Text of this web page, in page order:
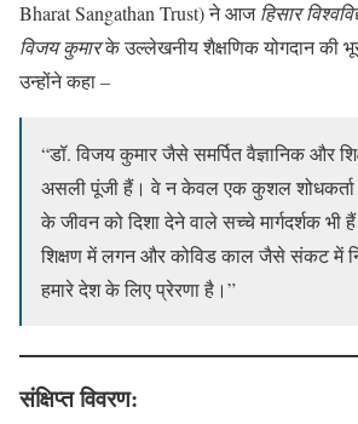
Bharat Sangathan Trust) ने आजहिसार
विजय कुमारके उल्लेखनीय शैक्षणिक योगदान की
उन्होंने कहा –
“डॉ. विजय कुमार जैसे समर्पित वैज्ञानिक और
असली पूंजी हैं। वे न केवल एक कुशल शोधकर्ता
के जीवन को दिशा देने वाले सच्चे मार्गदर्शक भी
शिक्षण में लगन और कोविड काल जैसे संकट में
हमारे देश के लिए प्रेरणा है।”
संक्षिप्त विवरण: